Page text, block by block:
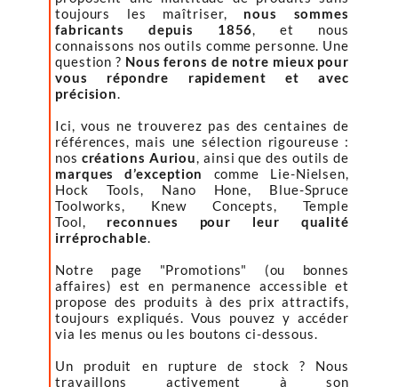
toujours les maîtriser, nous sommes
fabricants depuis 1856, et nous
connaissons nos outils comme personne. Une
question ? Nous ferons de notre mieux pour
vous répondre rapidement et avec
précision.
Ici, vous ne trouverez pas des centaines de
références, mais une sélection rigoureuse :
nos créations Auriou, ainsi que des outils de
marques d’exception
comme Lie-Nielsen,
Hock Tools, Nano Hone, Blue-Spruce
Toolworks, Knew Concepts, Temple
Tool, reconnues pour leur qualité
irréprochable.
Notre page "Promotions" (ou bonnes
affaires) est en permanence accessible et
propose des produits à des prix attractifs,
toujours expliqués. Vous pouvez y accéder
via les menus ou les boutons ci-dessous.
Un produit en rupture de stock ? Nous
travaillons activement à son